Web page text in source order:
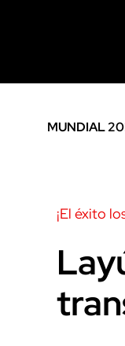
MUNDIAL
¡El éxito